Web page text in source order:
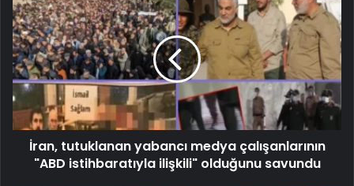
İran, tutuklanan yabancı medya çalışanlarının
"ABD istihbaratıyla ilişkili" olduğunu savundu